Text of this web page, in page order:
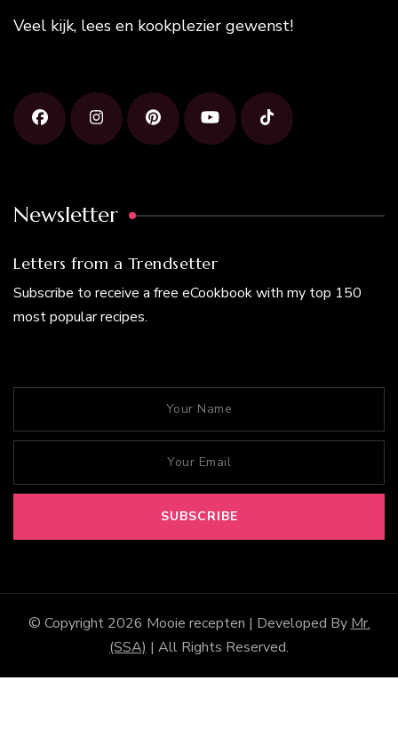
Veel kijk, lees en kookplezier gewenst!
Newsletter
Letters from a Trendsetter
Subscribe to receive a free eCookbook with my top 150
most popular recipes.
© Copyright 2026 Mooie recepten | Developed By Mr.
(SSA) | All Rights Reserved.